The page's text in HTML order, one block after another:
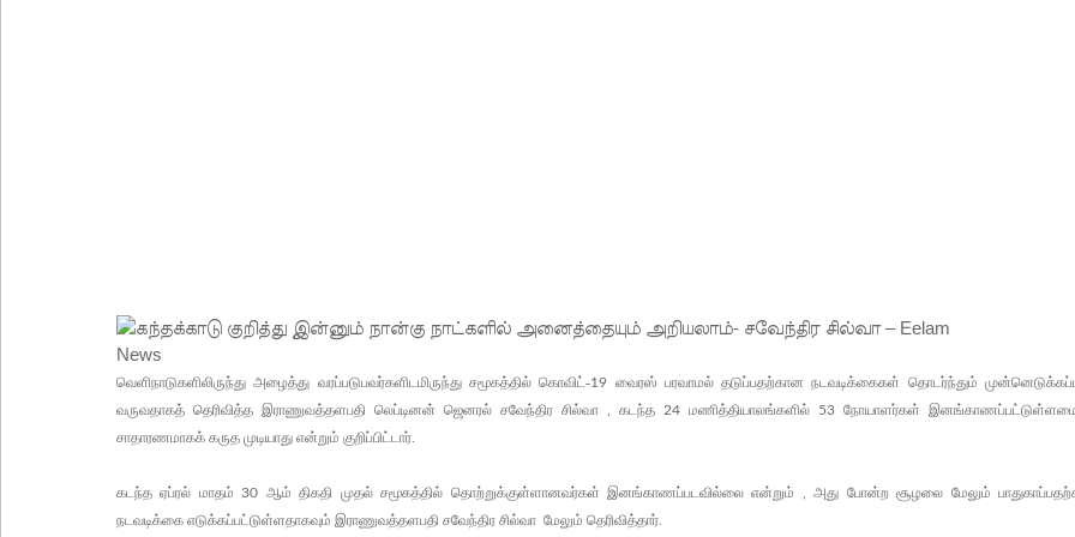
குவைத் - கொழும்பு ஸ்ரீலங்கன் வானூர்தி சேவைகள் இன்று முதல் மீண்டும் ஆரம்பம்!
வெளிநாடுகளிலிருந்து அழைத்து வரப்படுபவர்களிடமிருந்து சமூகத்தில் கொவிட்-19 வைரஸ் பரவாமல் தடுப்பதற்கான நடவடிக்கைகள் தொடர்ந்தும்
வருவதாகத் தெரிவித்த இராணுவத்தளபதி லெப்டினன் ஜெனரல் சவேந்திர சில்வா
கடந்த 24 மணித்தியாலங்களில் 53 நோயாளர்கள்
சாதாரணமாகக் கருத முடியாது என்றும் குறிப்பிட்டார்.
கடந்த ஏப்ரல் மாதம்30 ஆம் திகதி முதல் சமூகத்தில் தொற்றுக்குள்ளானவர்கள் இனங்காணப்படவில்லை என்றும் ,அது போன்ற சூழலை மேலும்
நடவடிக்கை எடுக்கப்பட்டுள்ளதாகவும் இராணுவத்தளபதி சவேந்திர சில்வா மேலும் தெரிவித்தார்.